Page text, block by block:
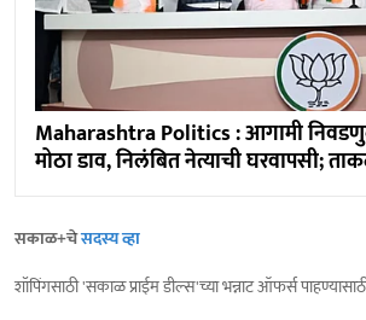
Maharashtra Politics : आगामी
मोठा डाव, निलंबित नेत्याची घरवापसी;
सकाळ+चेसदस्य व्हा
शॉपिंगसाठी 'सकाळ प्राईम डील्स'च्या भन्नाट ऑफर्स